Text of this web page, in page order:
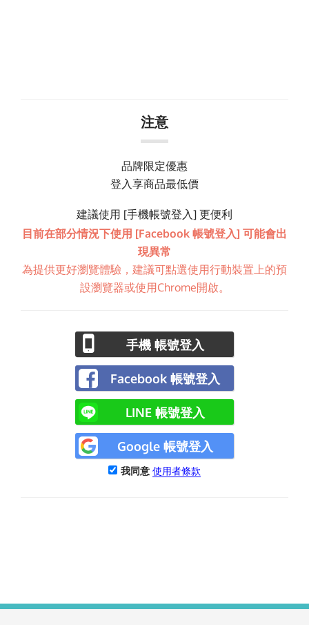
注意
品牌限定優惠
登入享商品最低價
建議使用 [手機帳號登入] 更便利
目前在部分情況下使用 [Facebook 帳號登入] 可能會出
現異常
為提供更好瀏覽體驗，建議可點選使用行動裝置上的預
設瀏覽器或使用Chrome開啟。
手機 帳號登入
Facebook 帳號登入
LINE 帳號登入
Google 帳號登入
我同意 使用者條款